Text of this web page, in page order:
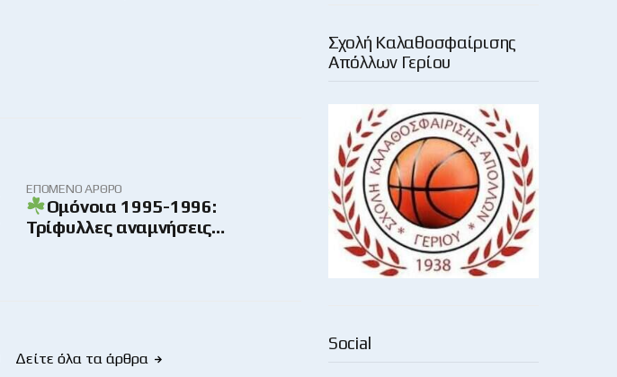
ΕΠΌΜΕΝΟ ΆΡΘΡΟ
Ομόνοια 1995-1996:
Τρίφυλλες αναμνήσεις…
Δείτε όλα τα άρθρα
Σχολή Καλαθοσφαίρισης
Απόλλων Γερίου
Social